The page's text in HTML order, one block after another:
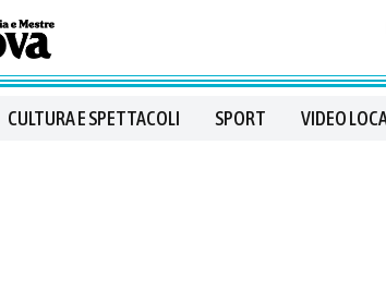
CULTURA E SPETTACOLI SPORT VIDEO